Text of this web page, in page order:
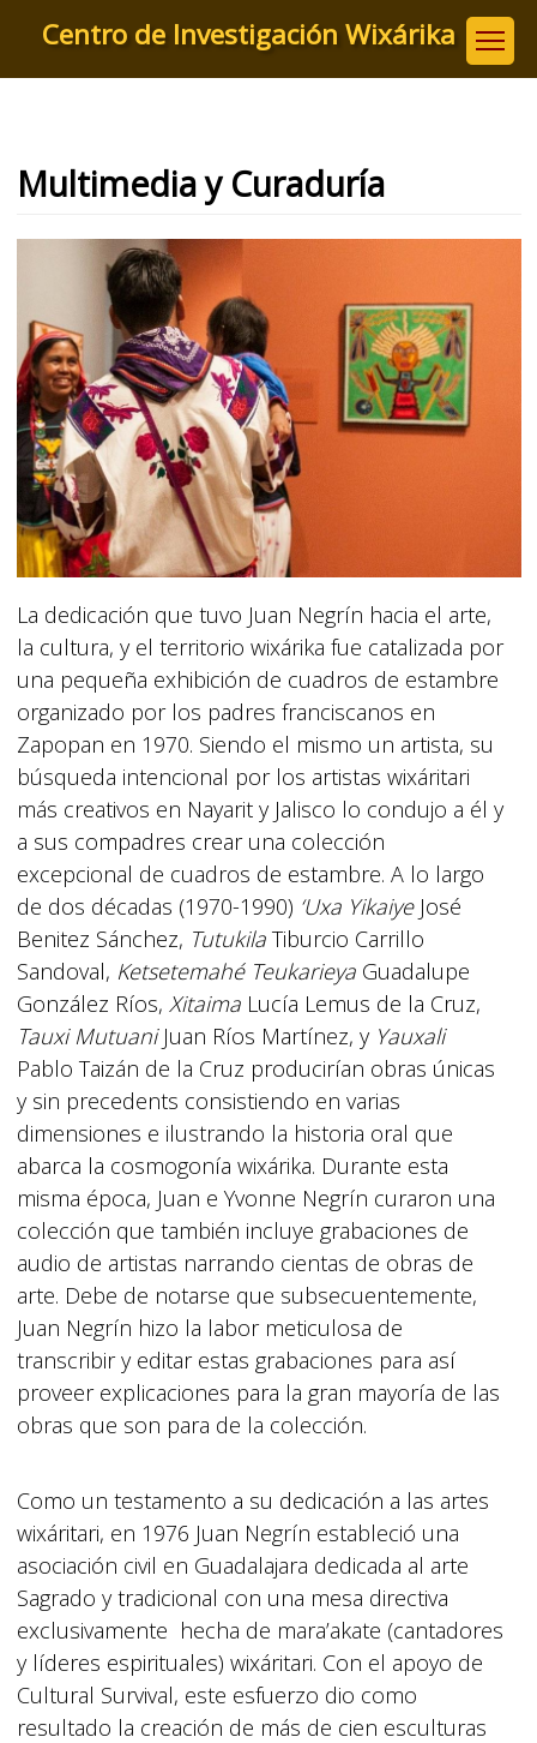
principal
Centro de Investigación Wixárika
Multimedia y Curaduría
La dedicación que tuvo Juan Negrín hacia el arte,
la cultura, y el territorio wixárika fue catalizada por
una pequeña exhibición de cuadros de estambre
organizado por los padres franciscanos en
Zapopan en 1970. Siendo el mismo un artista, su
búsqueda intencional por los artistas wixáritari
más creativos en Nayarit y Jalisco lo condujo a él y
a sus compadres crear una colección
excepcional de cuadros de estambre. A lo largo
de dos décadas (1970-1990) ‘Uxa YikaiyeJosé
Benitez Sánchez, TutukilaTiburcio Carrillo
Sandoval, Ketsetemahé Teukarieya Guadalupe
González Ríos, XitaimaLucía Lemus de la Cruz,
Tauxi MutuaniJuan Ríos Martínez, y Yauxali
Pablo Taizán de la Cruz producirían obras únicas
y sin precedents consistiendo en varias
dimensiones e ilustrando la historia oral que
abarca la cosmogonía wixárika. Durante esta
misma época, Juan e Yvonne Negrín curaron una
colección que también incluye grabaciones de
audio de artistas narrando cientas de obras de
arte. Debe de notarse que subsecuentemente,
Juan Negrín hizo la labor meticulosa de
transcribir y editar estas grabaciones para así
proveer explicaciones para la gran mayoría de las
obras que son para de la colección.
Como un testamento a su dedicación a las artes
wixáritari, en 1976 Juan Negrín estableció una
asociación civil en Guadalajara dedicada al arte
Sagrado y tradicional con una mesa directiva
exclusivamente hecha de mara’akate (cantadores
y líderes espirituales) wixáritari. Con el apoyo de
Cultural Survival, este esfuerzo dio como
resultado la creación de más de cien esculturas